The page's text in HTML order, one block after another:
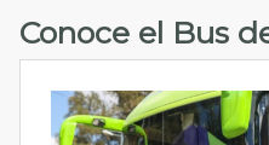
Conoce el Bus